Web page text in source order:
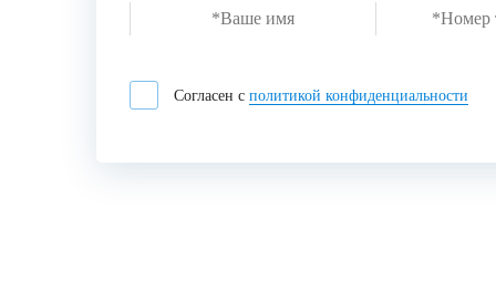
Согласен с политикой конфиденциальности